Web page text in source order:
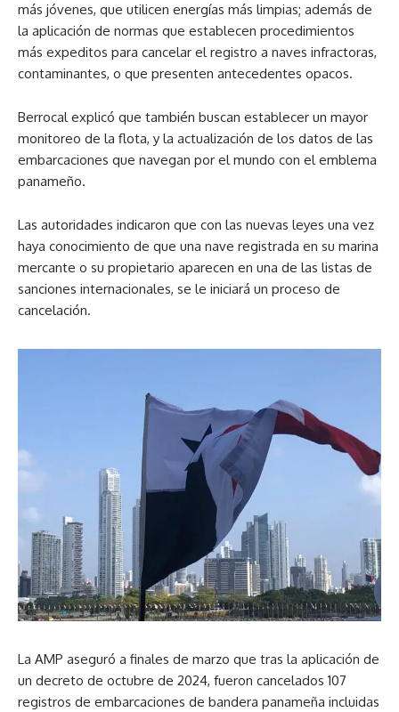
más jóvenes, que utilicen energías más limpias; además de
la aplicación de normas que establecen procedimientos
más expeditos para cancelar el registro a naves infractoras,
contaminantes, o que presenten antecedentes opacos.
Berrocal explicó que también buscan establecer un mayor
monitoreo de la flota, y la actualización de los datos de las
embarcaciones que navegan por el mundo con el emblema
panameño.
Las autoridades indicaron que con las nuevas leyes una vez
haya conocimiento de que una nave registrada en su marina
mercante o su propietario aparecen en una de las listas de
sanciones internacionales, se le iniciará un proceso de
cancelación.
La AMP aseguró a finales de marzo que tras la aplicación de
un decreto de octubre de 2024, fueron cancelados 107
registros de embarcaciones de bandera panameña incluidas